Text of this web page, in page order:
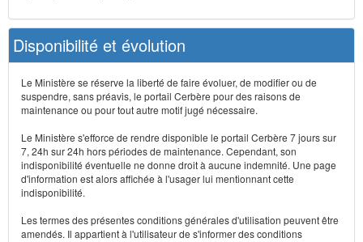
Disponibilité et évolution
Le Ministère se réserve la liberté de faire évoluer, de modifier ou de
suspendre, sans préavis, le portail Cerbère pour des raisons de
maintenance ou pour tout autre motif jugé nécessaire.
Le Ministère s'efforce de rendre disponible le portail Cerbère 7 jours sur
7, 24h sur 24h hors périodes de maintenance. Cependant, son
indisponibilité éventuelle ne donne droit à aucune indemnité. Une page
d'information est alors affichée à l'usager lui mentionnant cette
indisponibilité.
Les termes des présentes conditions générales d'utilisation peuvent être
amendés. Il appartient à l'utilisateur de s'informer des conditions